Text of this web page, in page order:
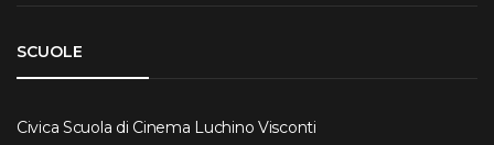
SCUOLE
Civica Scuola di Cinema Luchino Visconti